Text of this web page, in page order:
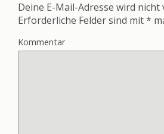
Deine E-Mail-Adresse wird
Erforderliche Felder sind mit*
Kommentar